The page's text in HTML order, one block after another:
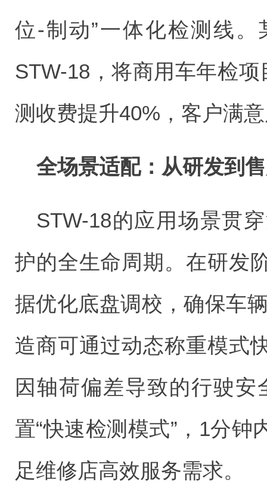
位-制动”一体化检测线
STW-18，将商用车年检
测收费提升40%，客户满
全场景适配：从研发到
STW-18的应用场景贯
护的全生命周期。在研发
据优化底盘调校，确保车
造商可通过动态称重模式
因轴荷偏差导致的行驶
置“快速检测模式”，1分
足维修店高效服务需求。